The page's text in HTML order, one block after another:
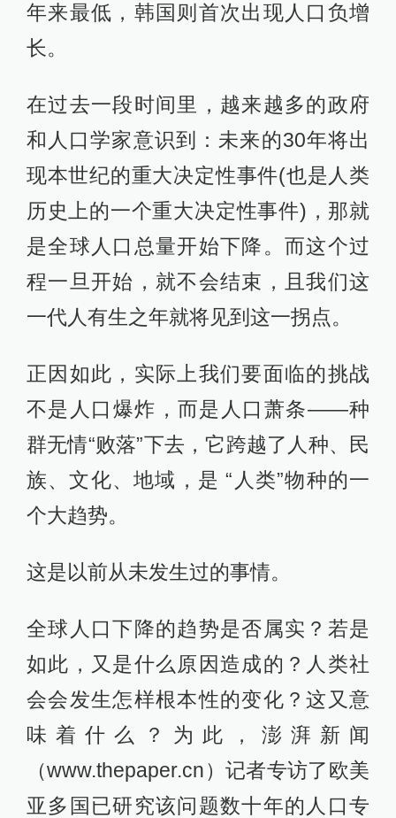
年来最低，韩国则首次出现人口负增
长。
在过去一段时间里，越来越多的政府
和人口学家意识到：未来的30年将出
现本世纪的重大决定性事件(也是人类
历史上的一个重大决定性事件)，那就
是全球人口总量开始下降。而这个过
程一旦开始，就不会结束，且我们这
一代人有生之年就将见到这一拐点。
正因如此，实际上我们要面临的挑战
不是人口爆炸，而是人口萧条——种
群无情“败落”下去，它跨越了人种、民
族、文化、地域，是 “人类”物种的一
个大趋势。
这是以前从未发生过的事情。
全球人口下降的趋势是否属实？若是
如此，又是什么原因造成的？人类社
会会发生怎样根本性的变化？这又意
味着什么？为此，澎湃新闻
（www.thepaper.cn）记者专访了欧美
亚多国已研究该问题数十年的人口专